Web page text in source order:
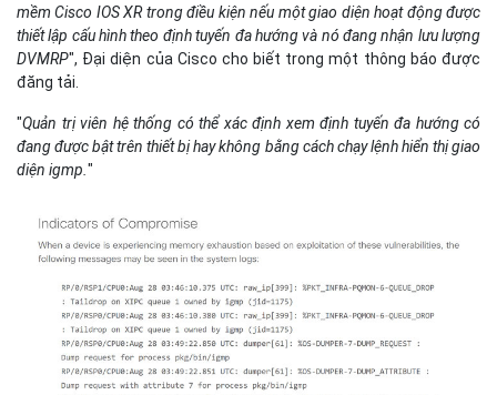
mềm Cisco IOS XR trong điều kiện nếu một giao diện hoạt động được
thiết lập cấu hình theo định tuyến đa hướng và nó đang nhận lưu lượng
DVMRP", Đại diện của Cisco cho biết trong một thông báo được
đăng tải.
"Quản trị viên hệ thống có thể xác định xem định tuyến đa hướng có
đang được bật trên thiết bị hay không bằng cách chạy lệnh hiển thị giao
diện igmp."